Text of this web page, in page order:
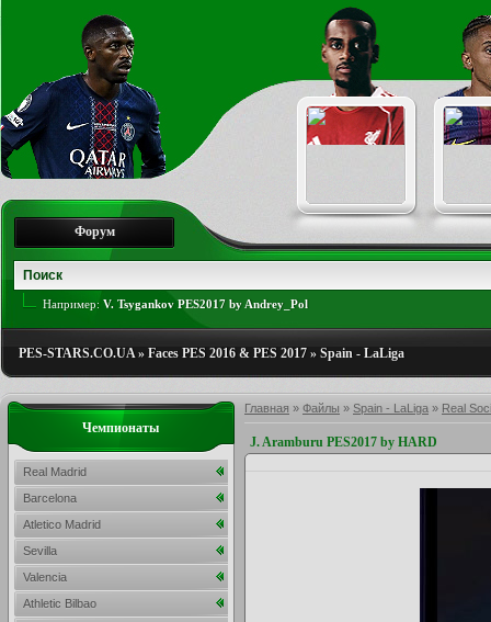
Форум
Например: V. Tsygankov PES2017 by Andrey_Pol
PES-STARS.CO.UA» Faces PES 2016 & PES 2017 » Spain - LaLiga
Главная » Файлы » Spain - LaLiga » Real
J. Aramburu PES2017 by HARD
Чемпионаты
Real Madrid
Barcelona
Atletico Madrid
Sevilla
Valencia
Athletic Bilbao